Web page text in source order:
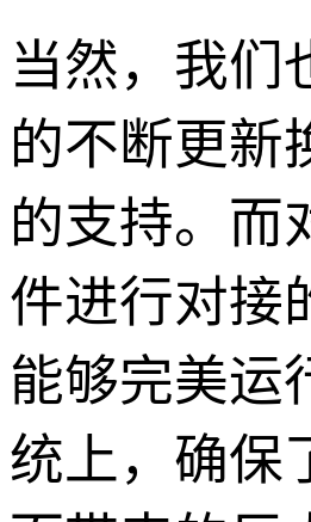
当然，我们
的不断更新
的支持。而
件进行对接
能够完美运
统上，确保